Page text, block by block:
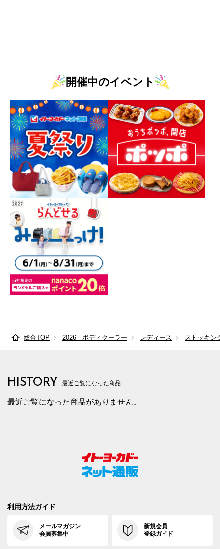
開催中のイベント
総合TOP 2026 ボディクーラー レディース ストッキン
HISTORY 最近ご覧になった商品
最近ご覧になった商品がありません。
利用方法ガイド
メールマガジン
会員募集中
新規会員
登録ガイド